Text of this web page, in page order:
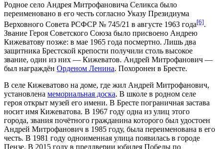
Родное село Андрея Митрофановича Селикса было
переименовано в его честь согласно Указу Президиума
Верховного Совета РСФСР № 745/21 в августе 1963 года[6].
Звание Героя Советского Союза было присвоено Андрею
Кижеватову позже: в мае 1965 года посмертно. Лишь два
защитника Брестской крепости получили столь высокое
звание, один из них — Кижеватов. Андрей Митрофанович —
был награждён Орденом Ленина. Похоронен в Бресте.
В селе Кижеватово на доме, где жил Андрей Митрофанович,
установлена мемориальная доска. В школе в родном селе
героя открыт музей его имени. В Бресте пограничная застава
носит имя Кижеватова. В 1967 году одна из улиц этого
города, звания почётного гражданина которого был удостоен
Андрей Митрофанович в 1985 году, была переименована в его
честь. В 1981 году одноименная улица появилась в городе
Пензе. В 2015 году в преддверии юбилея Победы по